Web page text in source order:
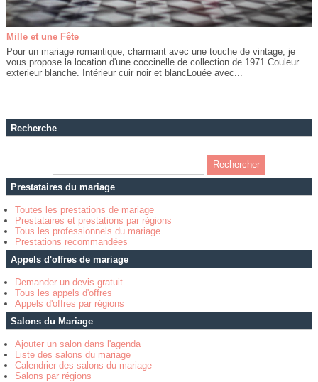
Mille et une Fête
Pour un mariage romantique, charmant avec une touche de vintage, je
vous propose la location d'une coccinelle de collection de 1971.Couleur
exterieur blanche. Intérieur cuir noir et blancLouée avec...
Recherche
Prestataires du mariage
Toutes les prestations de mariage
Prestataires et prestations par régions
Tous les professionnels du mariage
Prestations recommandées
Appels d'offres de mariage
Demander un devis gratuit
Tous les appels d'offres
Appels d'offres par régions
Salons du Mariage
Ajouter un salon dans l'agenda
Liste des salons du mariage
Calendrier des salons du mariage
Salons par régions